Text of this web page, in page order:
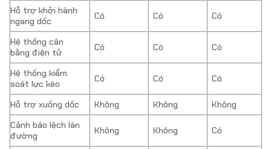
Hỗ trợ khởi hành
ngang dốc
Có Có Có
Hệ thống cân
bằng điện tử
Có Có Có
Hệ thống kiểm
soát lực kéo
Có Có Có
Hỗ trợ xuống dốc Không Không
Không
Cảnh báo lệch làn
đường
Không Không Có